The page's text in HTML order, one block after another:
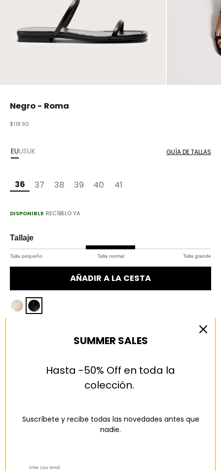
Negro - Roma
Precio de oferta
$118.90
EUUSUK GUÍA DE TALLAS
36 37 38 39 40 41
DISPONIBLE· RECÍBELO YA
Tallaje
Talla pequeño Talla normal Talla grande
AÑADIR A LA CESTA
CAMBIOS Y DEVOLUCIONES
SUMMER SALES
Hasta -50% Off en toda la
colección.
Suscríbete y recibe todas las novedades antes que
nadie.